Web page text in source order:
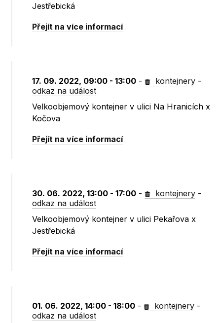
Jestřebická
Přejít na více informací
17. 09. 2022, 09:00 - 13:00 - kontejnery -
odkaz na událost
Velkoobjemový kontejner v ulici Na Hranicích x
Kočova
Přejít na více informací
30. 06. 2022, 13:00 - 17:00 - kontejnery -
odkaz na událost
Velkoobjemový kontejner v ulici Pekařova x
Jestřebická
Přejít na více informací
01. 06. 2022, 14:00 - 18:00 - kontejnery -
odkaz na událost